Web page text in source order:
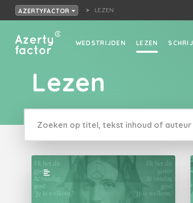
AZERTYFACTOR LEZEN
WEDSTRIJDEN LEZEN
Lezen